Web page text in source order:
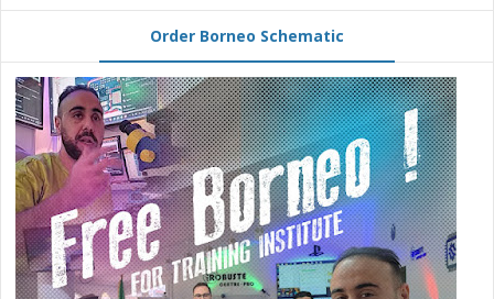
Order Borneo Schematic